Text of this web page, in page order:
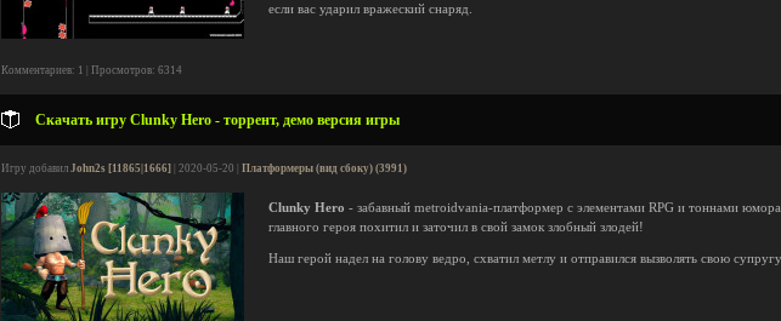
если вас ударил вражеский снаряд.
Комментариев: 1 | Просмотров: 6314
Скачать игру Clunky Hero - торрент, демо версия игры
Игру добавил John2s [11865|1666] | 2020-05-20 | Платформеры (вид сбоку) (3991)
Clunky Hero - забавный metroidvania-платформер с элементами RPG и тоннами
главного героя похитил и заточил в свой замок злобный злодей!
Наш герой надел на голову ведро, схватил метлу и отправился вызволять свою супругу.